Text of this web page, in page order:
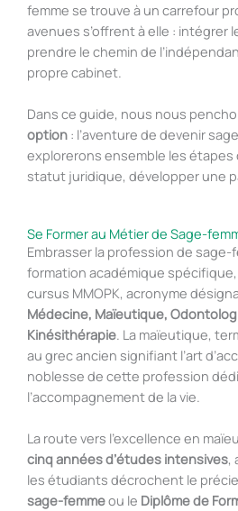
femme se trouve à un carrefour
avenues s’offrent à elle : intégrer
prendre le chemin de
propre cabinet.
Dans ce guide, nous nous
option : l’aventure de devenir
explorerons ensemble les étapes
statut juridique, développer une
Se Former au Métier de Sage-
Embrasser la profession de sage-
formation académique
cursus MMOPK, acronyme
Médecine, Maïeutique,
Kinésithérapie. La maïeutique,
au grec ancien signifiant l’art
noblesse de cette profession
l’accompagnement de la vie.
La route vers l’excellence en
cinq années d’études intensives,
les étudiants décrochent le
sage-femmeou le Diplôme de